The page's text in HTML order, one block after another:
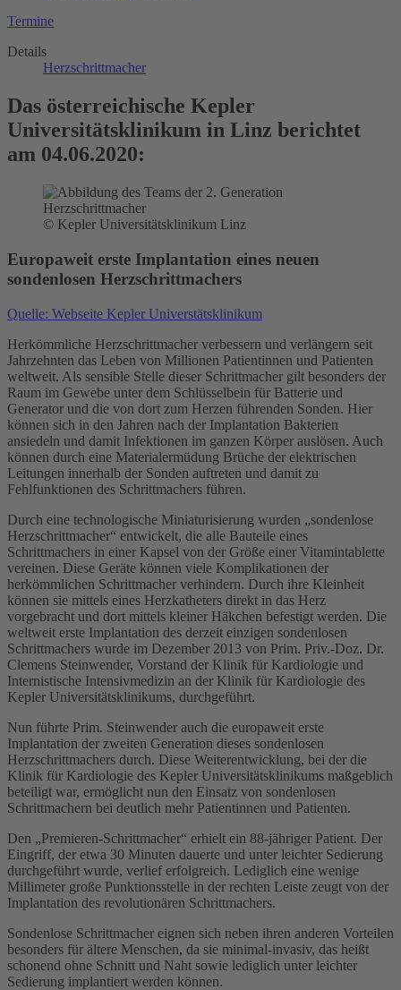
Termine
Details
Herzschrittmacher
Das österreichische Kepler
Universitätsklinikum in Linz berichtet
am 04.06.2020:
© Kepler Universitätsklinikum Linz
Europaweit erste Implantation eines neuen
sondenlosen Herzschrittmachers
Quelle: Webseite Kepler Universtätsklinikum
Herkömmliche Herzschrittmacher verbessern und verlängern seit
Jahrzehnten das Leben von Millionen Patientinnen und Patienten
weltweit. Als sensible Stelle dieser Schrittmacher gilt besonders der
Raum im Gewebe unter dem Schlüsselbein für Batterie und
Generator und die von dort zum Herzen führenden Sonden. Hier
können sich in den Jahren nach der Implantation Bakterien
ansiedeln und damit Infektionen im ganzen Körper auslösen. Auch
können durch eine Materialermüdung Brüche der elektrischen
Leitungen innerhalb der Sonden auftreten und damit zu
Fehlfunktionen des Schrittmachers führen.
Durch eine technologische Miniaturisierung wurden „sondenlose
Herzschrittmacher“ entwickelt, die alle Bauteile eines
Schrittmachers in einer Kapsel von der Größe einer Vitamintablette
vereinen. Diese Geräte können viele Komplikationen der
herkömmlichen Schrittmacher verhindern. Durch ihre Kleinheit
können sie mittels eines Herzkatheters direkt in das Herz
vorgebracht und dort mittels kleiner Häkchen befestigt werden. Die
weltweit erste Implantation des derzeit einzigen sondenlosen
Schrittmachers wurde im Dezember 2013 von Prim. Priv.-Doz. Dr.
Clemens Steinwender, Vorstand der Klinik für Kardiologie und
Internistische Intensivmedizin an der Klinik für Kardiologie des
Kepler Universitätsklinikums, durchgeführt.
Nun führte Prim. Steinwender auch die europaweit erste
Implantation der zweiten Generation dieses sondenlosen
Herzschrittmachers durch. Diese Weiterentwicklung, bei der die
Klinik für Kardiologie des Kepler Universitätsklinikums maßgeblich
beteiligt war, ermöglicht nun den Einsatz von sondenlosen
Schrittmachern bei deutlich mehr Patientinnen und Patienten.
Den „Premieren-Schrittmacher“ erhielt ein 88-jähriger Patient. Der
Eingriff, der etwa 30 Minuten dauerte und unter leichter Sedierung
durchgeführt wurde, verlief erfolgreich. Lediglich eine wenige
Millimeter große Punktionsstelle in der rechten Leiste zeugt von der
Implantation des revolutionären Schrittmachers.
Sondenlose Schrittmacher eignen sich neben ihren anderen Vorteilen
besonders für ältere Menschen, da sie minimal-invasiv, das heißt
schonend ohne Schnitt und Naht sowie lediglich unter leichter
Sedierung implantiert werden können.